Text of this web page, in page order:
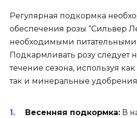
Регулярная подкормка
обеспечения розы “Сильвер
необходимыми
Подкармливать розу следует
течение сезона, используя
так и минеральные
Весенняя подкормка: В